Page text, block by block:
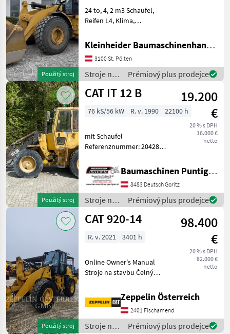
Použitý stroj
24 to, 4, 2 m3 Schaufel,
Reifen L4, Klima,
Joysticklenkung, 12000 h
großes Service von
Zeppelin durchgeführt,
Partikelfilter neu bei 10000
h, Sitz neu b
Kleinheider Baumaschinenhandel GmbH.
3100 St. Pölten
Stroje na
stavbu /
CAT
Prémiový plus prodejce
Použitý stroj
CAT IT 12 B
19.200
€
20 % s DPH
16.000 €
netto
76 kS/56 kW R. v. 1990 22100 h
mit Schaufel
Referenznummer: 20428
GmbH Unser Spezialgebiet:
Ankauf - Verkauf -
Vermietung von
Baumaschinen Besuchen
Sie unsere Baumaschine
Baumaschinen Puntigam GmbH
8483 Deutsch Goritz
Stroje na
stavbu /
CAT
Prémiový plus prodejce
Použitý stroj
CAT 920-14
98.400
€
20 % s DPH
82.000 €
netto
R. v. 2021 3401 h
Online Owner's Manual
Stroje na stavbu Čelný
Zeppelin Österreich
2401 Fischamend
Stroje na
Prémiový plus prodejce